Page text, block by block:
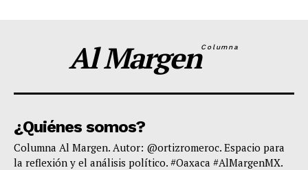
Al MargenColumna
¿Quiénes somos?
Columna Al Margen. Autor: @ortizromeroc. Espacio para
la reflexión y el análisis político. #Oaxaca #AlMargenMX.